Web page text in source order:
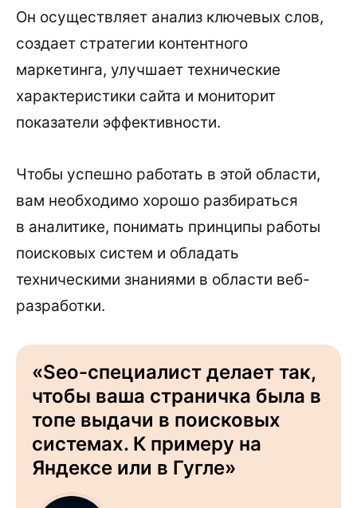
Он осуществляет анализ ключевых слов,
создает стратегии контентного
маркетинга, улучшает технические
характеристики сайта и мониторит
показатели эффективности.
Чтобы успешно работать в этой области,
вам необходимо хорошо разбираться
в аналитике, понимать принципы работы
поисковых систем и обладать
техническими знаниями в области веб-
разработки.
«Seo-специалист делает так,
чтобы ваша страничка была в
топе выдачи в поисковых
системах. К примеру на
Яндексе или в Гугле»